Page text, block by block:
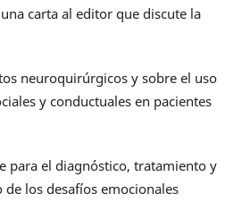
carta al editor que discute la
neuroquirúrgicos y sobre el uso
y conductuales en pacientes
para el diagnóstico, tratamiento y
los desafíos emocionales